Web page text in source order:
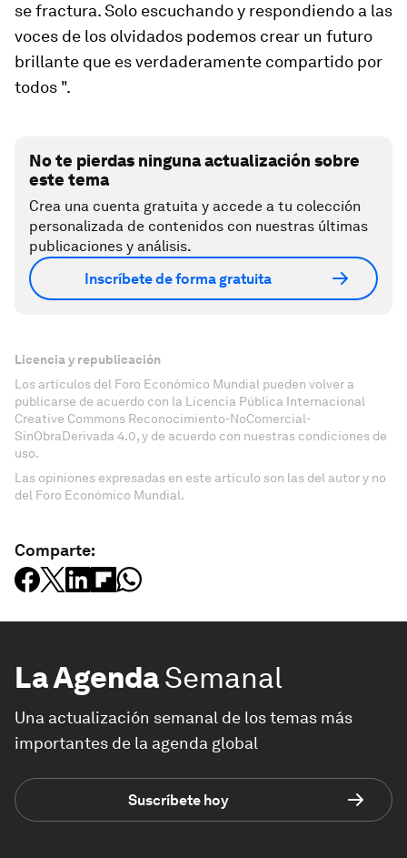
se fractura. Solo escuchando y respondiendo a las
voces de los olvidados podemos crear un futuro
brillante que es verdaderamente compartido por
todos ".
No te pierdas ninguna actualización sobre
este tema
Crea una cuenta gratuita y accede a tu colección
personalizada de contenidos con nuestras últimas
publicaciones y análisis.
Inscríbete de forma gratuita
Licencia y republicación
Los artículos del Foro Económico Mundial pueden volver a
publicarse de acuerdo con la Licencia Pública Internacional
Creative Commons Reconocimiento-NoComercial-
SinObraDerivada 4.0, y de acuerdo con nuestras condiciones de
uso.
Las opiniones expresadas en este artículo son las del autor y no
del Foro Económico Mundial.
Comparte:
La AgendaSemanal
Una actualización semanal de los temas más
importantes de la agenda global
Suscríbete hoy